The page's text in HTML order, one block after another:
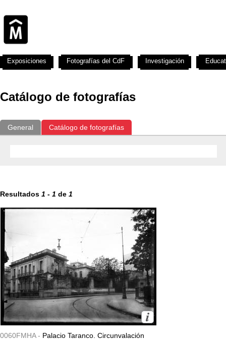
Catálogo de fotografías
General Catálogo de fotografías
Resultados 1 - 1 de 1
0060FMHA - Palacio Taranco. Circunvalación
Exposiciones Fotografías del CdF Investigación